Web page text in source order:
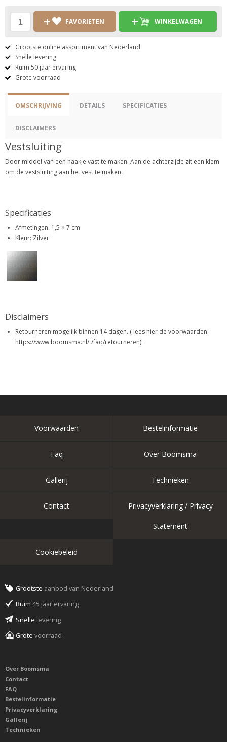
FAVORIETEN WINKELWAGEN
Grootste online assortiment van Nederland
Snelle levering
Ruim 50 jaar ervaring
Grote voorraad
OMSCHRIJVING DETAILS SPECIFICATIES
DISCLAIMERS
Vestsluiting
Door middel van een haakje vast te maken. Aan de achterzijde zit een klem
om de vestsluiting aan het vest te maken.
Specificaties
Afmetingen: 1,5 × 7 cm
Kleur: Zilver
Disclaimers
Retourneren mogelijk binnen 14 dagen. ( lees hier de voorwaarden:
https://www.boomsma.nl/t/faq/retourneren).
Voorwaarden Bestelinformatie
Faq Over Boomsma
Gallerij Technieken
Contact Privacyverklaring / Privacy
Statement
Cookiebeleid
Grootste aanbod van Nederland
Ruim 45 jaar ervaring
Snelle levering
Grote voorraad
Over Boomsma
Contact
FAQ
Bestelinformatie
Privacyverklaring
Gallerij
Technieken